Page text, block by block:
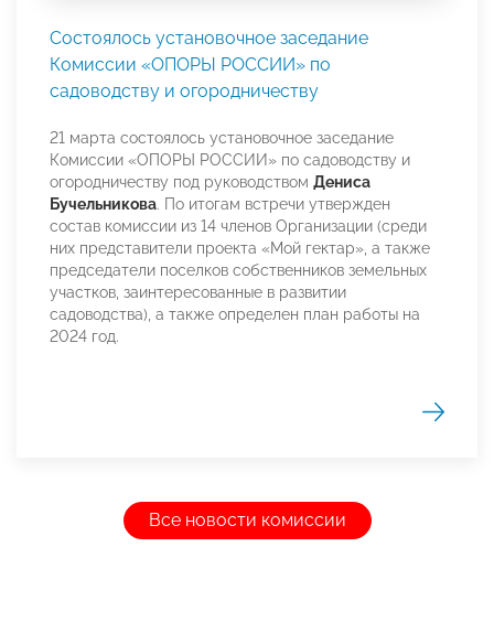
Состоялось установочное заседание
Комиссии «ОПОРЫ РОССИИ» по
садоводству и огородничеству
21 марта состоялось установочное заседание
Комиссии «ОПОРЫ РОССИИ» по садоводству и
огородничеству под руководством Дениса
Бучельникова. По итогам встречи утвержден
состав комиссии из 14 членов Организации (среди
них представители проекта «Мой гектар», а также
председатели поселков собственников земельных
участков, заинтересованные в развитии
садоводства), а также определен план работы на
2024 год.
Все новости комиссии